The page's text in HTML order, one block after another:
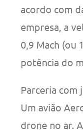
acordo com
empresa, a
0,9 Mach (ou
potência do
Parceria
Um avião
drone no ar.